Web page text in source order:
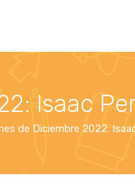
Isaac
de Diciembre 2022: